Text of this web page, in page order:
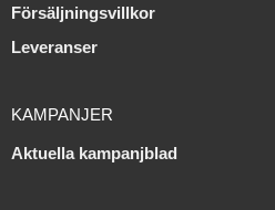
Försäljningsvillkor
Leveranser
KAMPANJER
Aktuella kampanjblad